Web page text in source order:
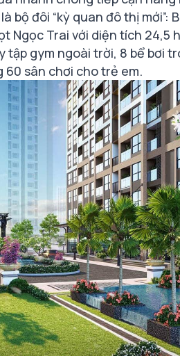
bộ đôi “kỳ quan đô thị mới”:
Ngọc Trai với diện tích 24,5
tập gym ngoài trời, 8 bể bơi
60 sân chơi cho trẻ em.